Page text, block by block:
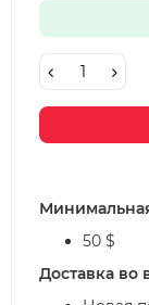
50 $
Доставка во